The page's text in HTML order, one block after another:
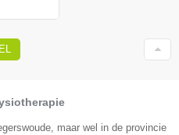
maar wel in de provincie